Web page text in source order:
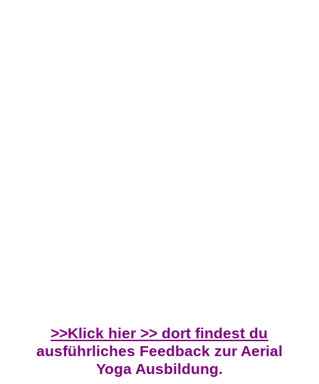
>>Klick hier >> dort findest du
ausführliches Feedback zur Aerial
Yoga Ausbildung.